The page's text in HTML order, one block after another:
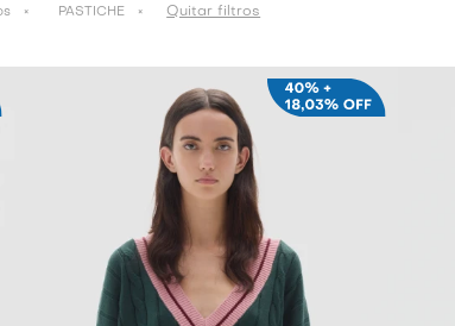
PASTICHE Quitar filtros